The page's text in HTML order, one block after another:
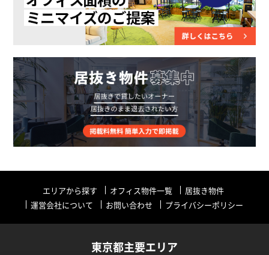
エリアから探す オフィス物件一覧
居抜き物件
運営会社について
お問い合わせ プライバシーポリシー
東京都主要エリア